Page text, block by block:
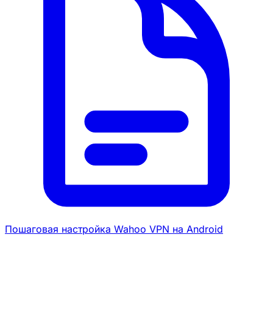
Пошаговая настройка Wahoo VPN на Android